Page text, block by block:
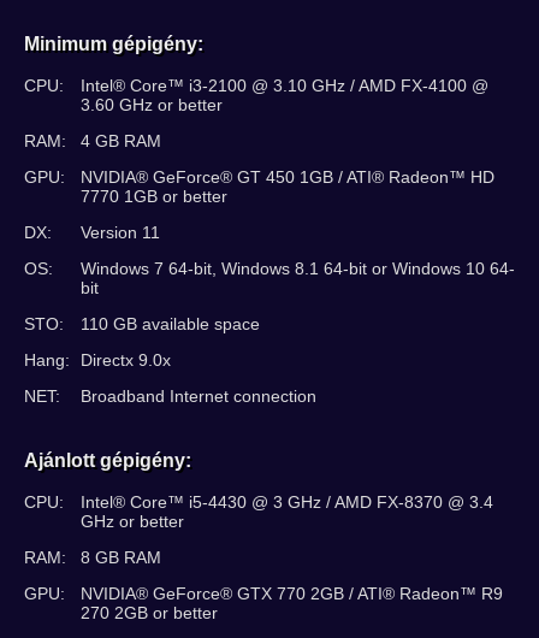
Minimum gépigény:
CPU:
Intel® Core™ i3-2100 @ 3.10 GHz / AMD FX-4100 @
3.60 GHz or better
RAM:
4 GB RAM
GPU:
NVIDIA® GeForce® GT 450 1GB / ATI® Radeon™ HD
7770 1GB or better
DX:
Version 11
OS:
Windows 7 64-bit, Windows 8.1 64-bit or Windows 10 64-
bit
STO:
110 GB available space
Hang:
Directx 9.0x
NET:
Broadband Internet connection
Ajánlott gépigény:
CPU:
Intel® Core™ i5-4430 @ 3 GHz / AMD FX-8370 @ 3.4
GHz or better
RAM:
8 GB RAM
GPU:
NVIDIA® GeForce® GTX 770 2GB / ATI® Radeon™ R9
270 2GB or better